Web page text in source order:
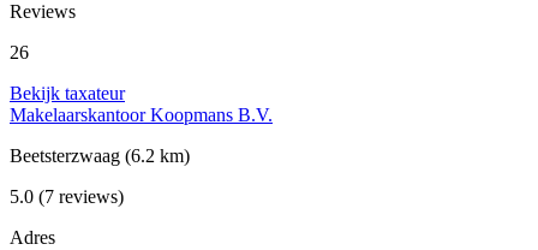
Reviews
26
Bekijk taxateur
Makelaarskantoor Koopmans B.V.
Beetsterzwaag (6.2 km)
5.0 (7 reviews)
Adres